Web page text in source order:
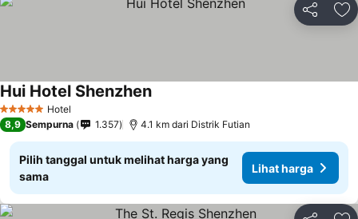
Bagikan
5 Bintang Hotel
Hui Hotel ShenzhenLihat harga
8,9 Sempurna 1.357 4.1 km dari Distrik Futian
Pilih tanggal untuk melihat harga yang
sama
Lihat harga